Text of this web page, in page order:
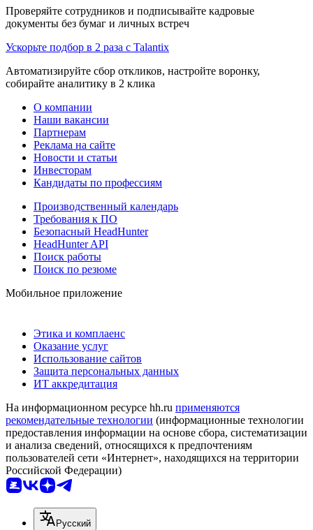
Проверяйте сотрудников и подписывайте кадровые
документы без бумаг и личных встреч
Ускорьте подбор в 2 раза с Talantix
Автоматизируйте сбор откликов, настройте воронку,
собирайте аналитику в 2 клика
О компании
Наши вакансии
Партнерам
Реклама на сайте
Новости и статьи
Инвесторам
Кандидаты по профессиям
Производственный календарь
Требования к ПО
Безопасный HeadHunter
HeadHunter API
Поиск работы
Поиск по резюме
Мобильное приложение
Этика и комплаенс
Оказание услуг
Использование сайтов
Защита персональных данных
ИТ аккредитация
На информационном ресурсе hh.ru применяются
рекомендательные технологии (информационные технологии
предоставления информации на основе сбора, систематизации
и анализа сведений, относящихся к предпочтениям
пользователей сети «Интернет», находящихся на территории
Российской Федерации)
Русский